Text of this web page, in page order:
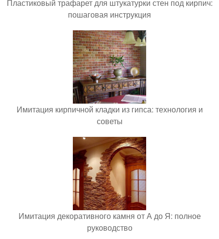
Пластиковый трафарет для штукатурки стен под кирпич:
пошаговая инструкция
Имитация кирпичной кладки из гипса: технология и
советы
Имитация декоративного камня от А до Я: полное
руководство